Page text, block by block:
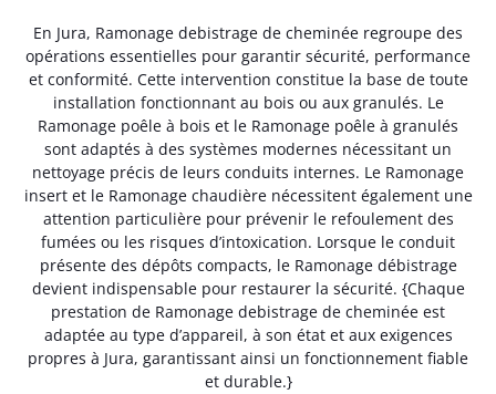
En Jura, Ramonage debistrage de cheminée regroupe des
opérations essentielles pour garantir sécurité, performance
et conformité. Cette intervention constitue la base de toute
installation fonctionnant au bois ou aux granulés. Le
Ramonage poêle à bois et le Ramonage poêle à granulés
sont adaptés à des systèmes modernes nécessitant un
nettoyage précis de leurs conduits internes. Le Ramonage
insert et le Ramonage chaudière nécessitent également une
attention particulière pour prévenir le refoulement des
fumées ou les risques d’intoxication. Lorsque le conduit
présente des dépôts compacts, le Ramonage débistrage
devient indispensable pour restaurer la sécurité. {Chaque
prestation de Ramonage debistrage de cheminée est
adaptée au type d’appareil, à son état et aux exigences
propres à Jura, garantissant ainsi un fonctionnement fiable
et durable.}